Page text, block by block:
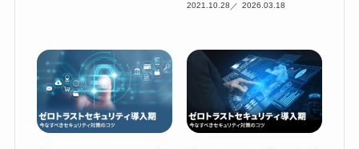
2021.10.28 2026.03.18